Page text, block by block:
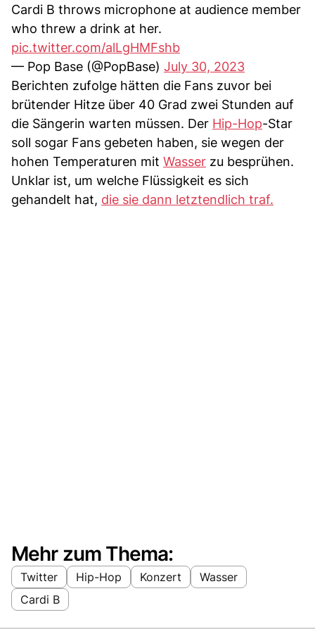
Cardi B throws microphone at audience member
who threw a drink at her.
pic.twitter.com/alLgHMFshb
— Pop Base (@PopBase) July 30, 2023
Berichten zufolge hätten die Fans zuvor bei
brütender Hitze über 40 Grad zwei Stunden auf
die Sängerin warten müssen. Der Hip-Hop-Star
soll sogar Fans gebeten haben, sie wegen der
hohen Temperaturen mit Wasser zu besprühen.
Unklar ist, um welche Flüssigkeit es sich
gehandelt hat, die sie dann letztendlich traf.
Mehr zum Thema:
Twitter Hip-Hop Konzert
Wasser
Cardi B